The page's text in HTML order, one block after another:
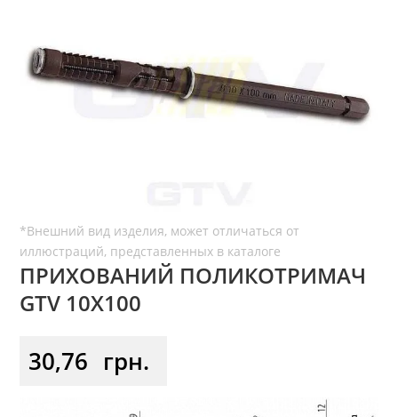
ПРИХОВАНИЙ ПОЛИКОТРИМАЧ
GTV 10Х100
30,76 грн.